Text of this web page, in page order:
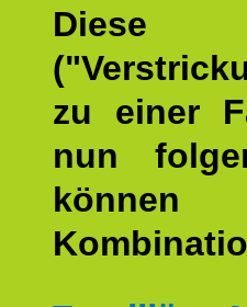
Diese
zu einer
nun